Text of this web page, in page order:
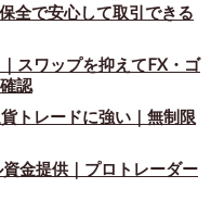
全で安心して取引できる
スワップを抑えてFX・ゴ
認
トレードに強い｜無制限
金提供｜プロトレーダー